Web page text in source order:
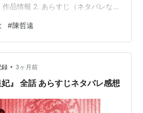
作品情報 2. あらすじ（ネタバレな
価：7/10 👴 【おじ度】評価：5/10
：8/10 🌀 【沼度】評価：10/10 ✨
価：9/10 🤝 【結末納得度】評価：
話あらすじ・ネタバレ感想まとめ
1…
#陳哲遠
録 • 3ヶ月前
妃』 全話 あらすじネタバレ感想